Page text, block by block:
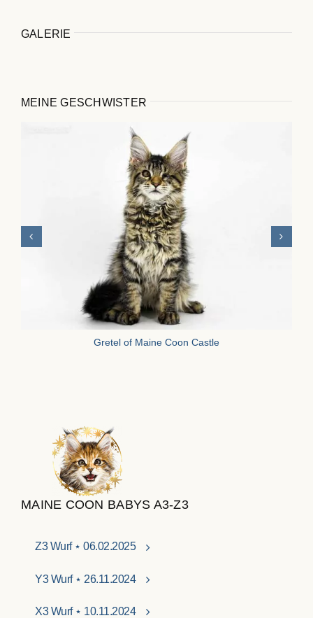
GALERIE
MEINE GESCHWISTER
Gretel of Maine Coon Castle
MAINE COON BABYS A3-Z3
Z3 Wurf ⋆ 06.02.2025
Y3 Wurf ⋆ 26.11.2024
X3 Wurf ⋆ 10.11.2024